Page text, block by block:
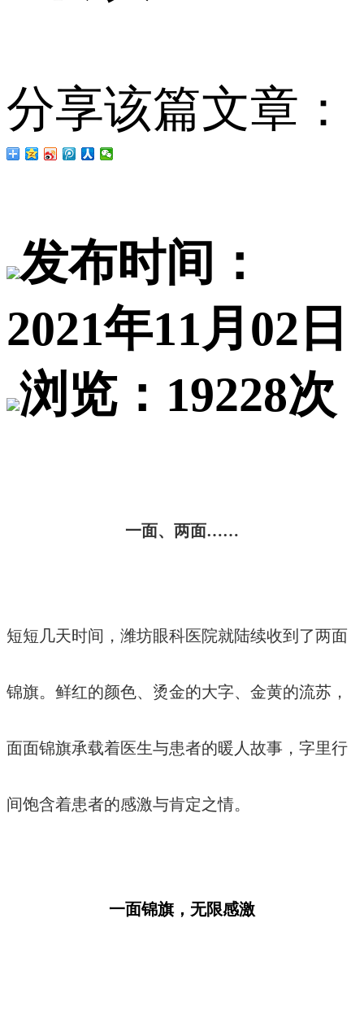
分享该篇文章：
发布时间：
2021年11月02日
浏览：19228次
一面、两面……
短短几天时间，潍坊眼科医院就陆续收到了两面
锦旗。鲜红的颜色、烫金的大字、金黄的流苏，
面面锦旗承载着医生与患者的暖人故事，字里行
间饱含着患者的感激与肯定之情。
一面锦旗，无限感激